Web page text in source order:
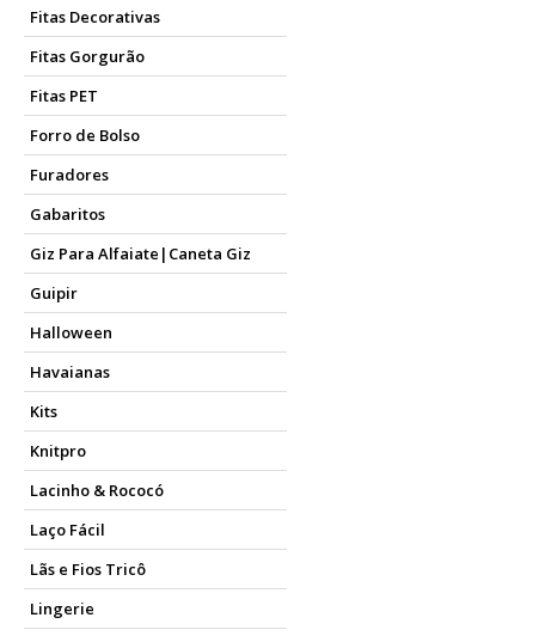
Fitas Decorativas
Fitas Gorgurão
Fitas PET
Forro de Bolso
Furadores
Gabaritos
Giz Para Alfaiate|Caneta Giz
Guipir
Halloween
Havaianas
Kits
Knitpro
Lacinho & Rococó
Laço Fácil
Lãs e Fios Tricô
Lingerie